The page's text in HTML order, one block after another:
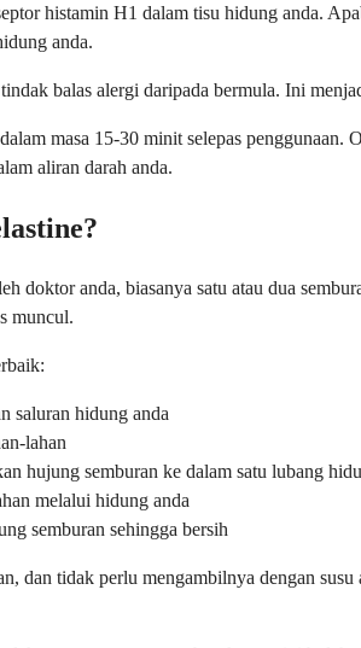
histamin H1 dalam tisu hidung anda.
anda.
balas alergi daripada bermula. Ini
masa 15-30 minit selepas
aliran darah anda.
doktor anda, biasanya satu atau dua
muncul.
saluran hidung anda
lahan
hujung semburan ke dalam satu lubang
melalui hidung anda
semburan sehingga bersih
dan tidak perlu mengambilnya dengan